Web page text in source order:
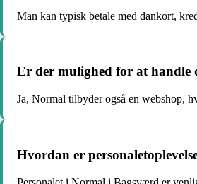
Man kan typisk betale med dankort,
Er der mulighed for at handle
Ja, Normal tilbyder også en webshop,
Hvordan er